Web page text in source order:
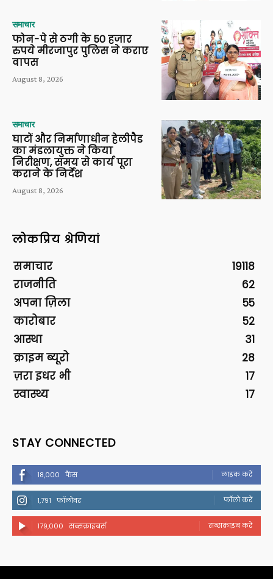
समाचार
फोन-पे से ठगी के 50 हजार
रुपये मीरजापुर पुलिस ने कराए
वापस
August 8, 2026
समाचार
घाटों और निर्माणाधीन हेलीपैड
का मंडलायुक्त ने किया
निरीक्षण, समय से कार्य पूरा
कराने के निर्देश
August 8, 2026
लोकप्रिय श्रेणियां
समाचार
19118
राजनीति
62
अपना ज़िला
55
कारोबार
52
आस्था
31
क्राइम ब्यूरो
28
ज़रा इधर भी
17
स्वास्थ्य
17
STAY CONNECTED
18,000 फैंस लाइक करें
1,791 फॉलोवर फॉलो करें
179,000 सब्सक्राइबर्स सब्सक्राइब करें